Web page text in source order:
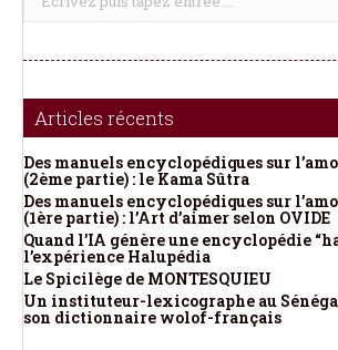
Articles récents
Des manuels encyclopédiques sur
(2ème partie) : le Kama Sûtra
Des manuels encyclopédiques sur
(1ère partie) : l’Art d’aimer selon OVIDE
Quand l’IA génère une encyclopédie
l’expérience Halupédia
Le Spicilège de MONTESQUIEU
Un instituteur-lexicographe au
son dictionnaire wolof-français